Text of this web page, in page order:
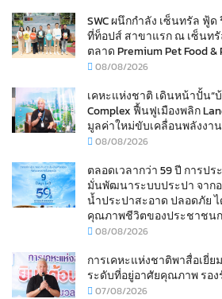
SWC ผนึกกำลัง เซ็นทรัล ฟู้ด
ที่ท็อปส์ สาขาแรก ณ เซ็นท
ตลาด Premium Pet Food
08/08/2026
เคหะแห่งชาติ เดินหน้าปั้น“
Complex ฟื้นฟูเมืองพลิก
มูลค่าใหม่ขับเคลื่อนพลังงา
08/08/2026
ตลอดเวลากว่า 59 ปี การป
มั่นพัฒนาระบบประปา จาก
น้ำประปาสะอาด ปลอดภัย
คุณภาพชีวิตของประชาชนก
08/08/2026
การเคหะแห่งชาติพาสื่อเยี่
ระดับที่อยู่อาศัยคุณภาพ รอง
07/08/2026